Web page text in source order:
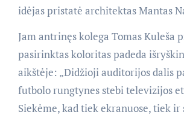
idėjas pristatė architektas Mantas
Jam antrinęs kolega Tomas Kuleša
pasirinktas koloritas padeda
aikštėje: „Didžioji auditorijos dalis
futbolo rungtynes stebi televizijos
Siekėme, kad tiek ekranuose, tiek